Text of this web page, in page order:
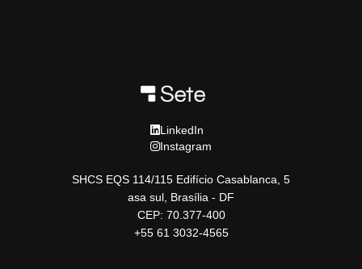
LinkedIn
Instagram
SHCS EQS 114/115 Edifício Casablanca, 5
asa sul, Brasília - DF
CEP: 70.377-400
+55 61 3032-4565